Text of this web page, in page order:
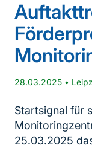
28.03.2025 •
Startsignal für
25.03.2025